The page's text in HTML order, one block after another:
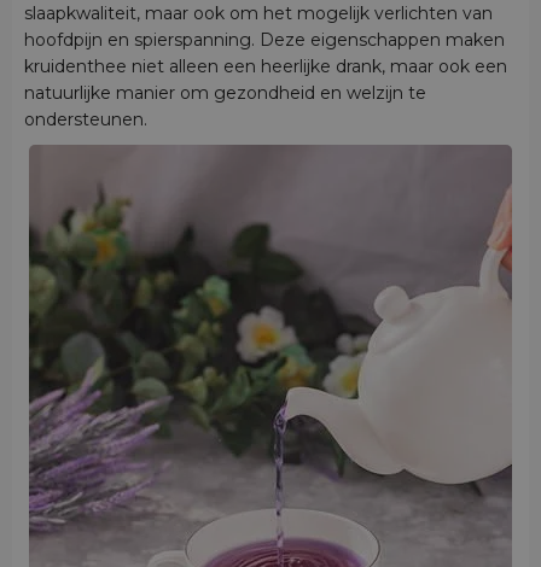
slaapkwaliteit, maar ook om het mogelijk verlichten van
hoofdpijn en spierspanning. Deze eigenschappen maken
kruidenthee niet alleen een heerlijke drank, maar ook een
natuurlijke manier om gezondheid en welzijn te
ondersteunen.